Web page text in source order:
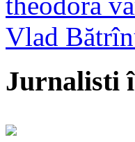
Vlad
Jurnalisti